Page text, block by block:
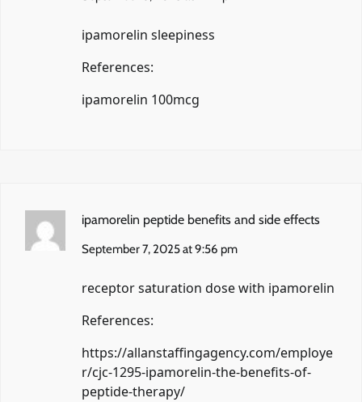
ipamorelin sleepiness
References:
ipamorelin 100mcg
ipamorelin peptide benefits and side effects
September 7, 2025 at 9:56 pm
receptor saturation dose with ipamorelin
References:
https://allanstaffingagency.com/employe
r/cjc-1295-ipamorelin-the-benefits-of-
peptide-therapy/